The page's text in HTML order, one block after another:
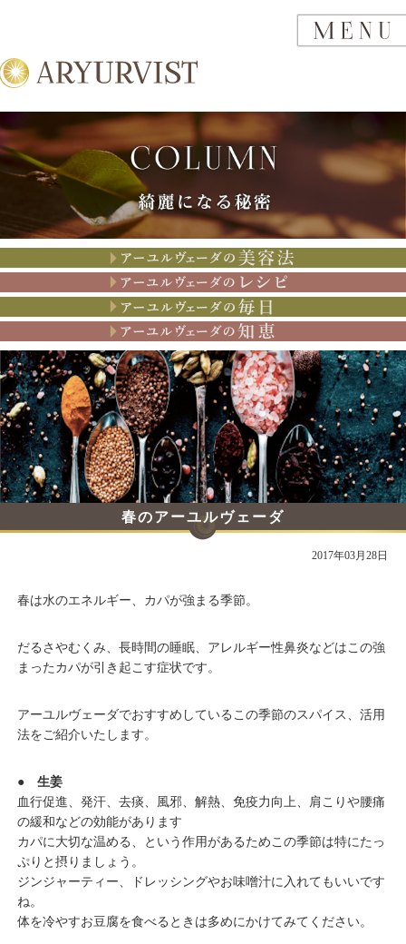
アーユルヴェーダの美容法
アーユルヴェーダのレシピ
アーユルヴェーダの思考
アーユルヴェーダの知恵
春のアーユルヴェーダ
2017年03月28日
春は水のエネルギー、カパが強まる季節。
だるさやむくみ、長時間の睡眠、アレルギー性鼻炎などはこの強
まったカパが引き起こす症状です。
アーユルヴェーダでおすすめしているこの季節のスパイス、活用
法をご紹介いたします。
● 生姜
血行促進、発汗、去痰、風邪、解熱、免疫力向上、肩こりや腰痛
の緩和などの効能があります
カパに大切な温める、という作用があるためこの季節は特にたっ
ぷりと摂りましょう。
ジンジャーティー、ドレッシングやお味噌汁に入れてもいいです
ね。
体を冷やすお豆腐を食べるときは多めにかけてみてください。